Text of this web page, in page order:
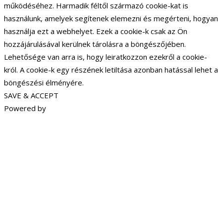
működéséhez. Harmadik féltől származó cookie-kat is
használunk, amelyek segítenek elemezni és megérteni, hogyan
használja ezt a webhelyet. Ezek a cookie-k csak az Ön
hozzájárulásával kerülnek tárolásra a böngészőjében.
Lehetősége van arra is, hogy leiratkozzon ezekről a cookie-
król. A cookie-k egy részének letiltása azonban hatással lehet a
böngészési élményére.
SAVE & ACCEPT
Powered by